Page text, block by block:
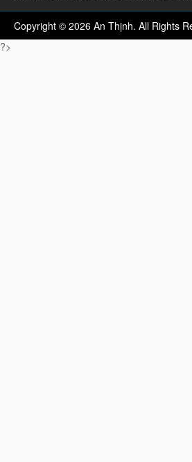
Copyright © 2026 An Thịnh. All Rights
?>